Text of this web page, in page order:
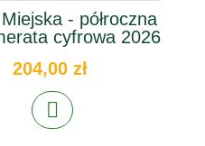
- półroczna
cyfrowa 2026
204,00 zł